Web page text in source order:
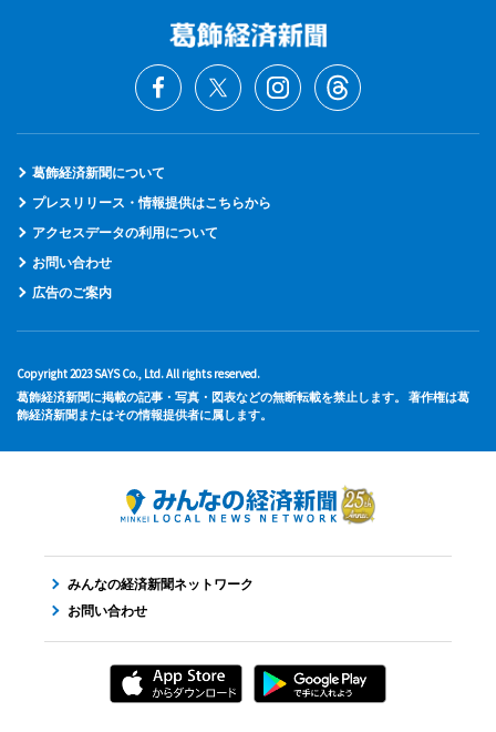
葛飾経済新聞について
プレスリリース・情報提供はこちらから
アクセスデータの利用について
お問い合わせ
広告のご案内
Copyright 2023 SAYS Co., Ltd. All rights reserved.
葛飾経済新聞に掲載の記事・写真・図表などの無断転載を禁止します。 著作権は葛
飾経済新聞またはその情報提供者に属します。
みんなの経済新聞ネットワーク
お問い合わせ